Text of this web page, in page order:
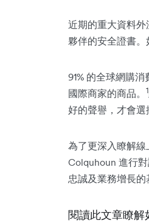
近期的重大資料
夥伴的安全證書。
91% 的全球網購
國際商家的商品。 1
好的聲譽，才會選
為了更深入瞭解
Colquhoun 進行
忠誠及業務增長的
閱讀此文章瞭解